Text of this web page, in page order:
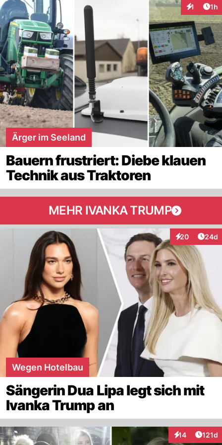
1 1h
Ärger im Seeland
Bauern frustriert: Diebe klauen
Technik aus Traktoren
MEHR IVANKA TRUMP
20
Interaktionen
24d
Wegen Hotelbau
Sängerin Dua Lipa legt sich mit
Ivanka Trump an
14
Interaktionen
121d